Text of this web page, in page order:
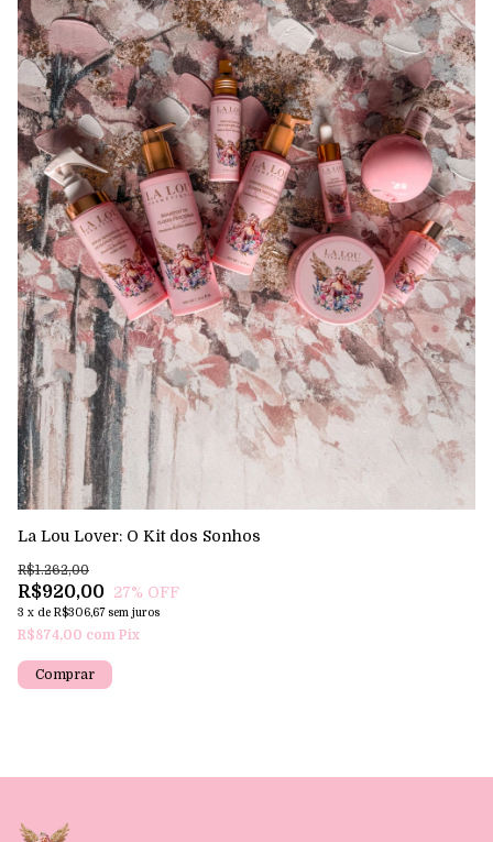
La Lou Lover: O Kit dos Sonhos
R$920,00
R$1.262,00
27% OFF
3 x de R$306,67 sem juros
R$874,00 com Pix